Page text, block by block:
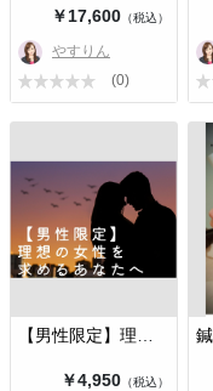
￥17,600（税込）
やすりん
(0)
￥4,950（税込）